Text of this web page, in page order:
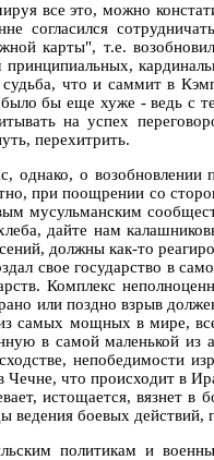
все это, можно
согласился
карты", т.е.
принципиальных,
что и саммит в
было бы еще хуже - ведь с
на успех
перехитрить.
однако, о возобновлении
при поощрении со
мусульманским
дайте нам
должны как-то
свое государство в
Комплекс
или поздно взрыв
самых мощных в мире,
в самой маленькой из
непобедимости
Чечне, что происходит в
истощается, вязнет
ведения боевых
политикам и